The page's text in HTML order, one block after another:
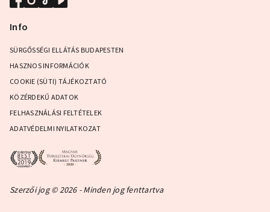
Info
SÜRGŐSSÉGI ELLÁTÁS BUDAPESTEN
HASZNOS INFORMÁCIÓK
COOKIE (SÜTI) TÁJÉKOZTATÓ
KÖZÉRDEKŰ ADATOK
FELHASZNÁLÁSI FELTÉTELEK
ADATVÉDELMI NYILATKOZAT
Szerzői jog © 2026 - Minden jog fenttartva